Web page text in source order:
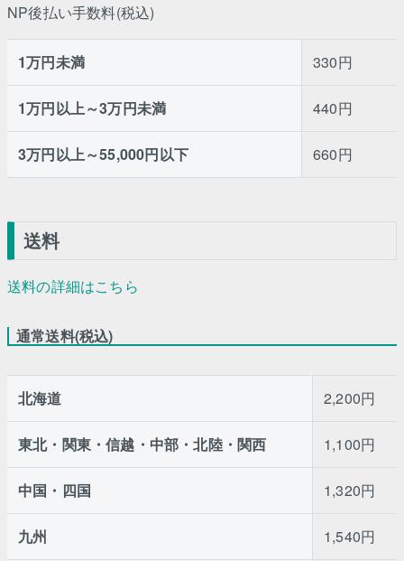
NP後払い手数料(税込)
1万円未満 330円
1万円以上～3万円未満 440円
3万円以上～55,000円以下 660円
送料
送料の詳細はこちら
通常送料(税込)
北海道 2,200円
東北・関東・信越・中部・北陸・関西 1,100円
中国・四国 1,320円
九州 1,540円